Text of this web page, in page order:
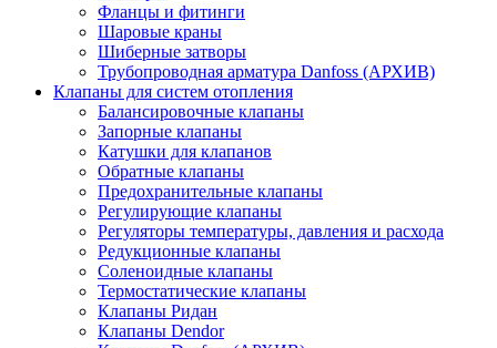
Фланцы и фитинги
Шаровые краны
Шиберные затворы
Трубопроводная арматура Danfoss (АРХИВ)
Клапаны для систем отопления
Балансировочные клапаны
Запорные клапаны
Катушки для клапанов
Обратные клапаны
Предохранительные клапаны
Регулирующие клапаны
Регуляторы температуры, давления и расхода
Редукционные клапаны
Соленоидные клапаны
Термостатические клапаны
Клапаны Ридан
Клапаны Dendor